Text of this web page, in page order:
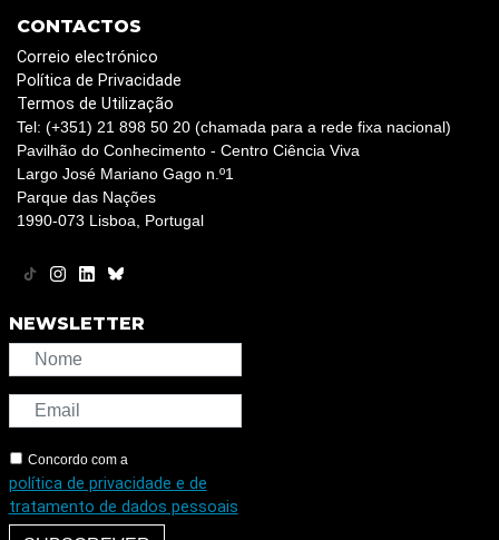
CONTACTOS
Correio electrónico
Política de Privacidade
Termos de Utilização
Tel: (+351) 21 898 50 20 (chamada para a rede fixa nacional)
Pavilhão do Conhecimento - Centro Ciência Viva
Largo José Mariano Gago n.º1
Parque das Nações
1990-073 Lisboa, Portugal
NEWSLETTER
Concordo com a
política de privacidade e de
tratamento de dados pessoais